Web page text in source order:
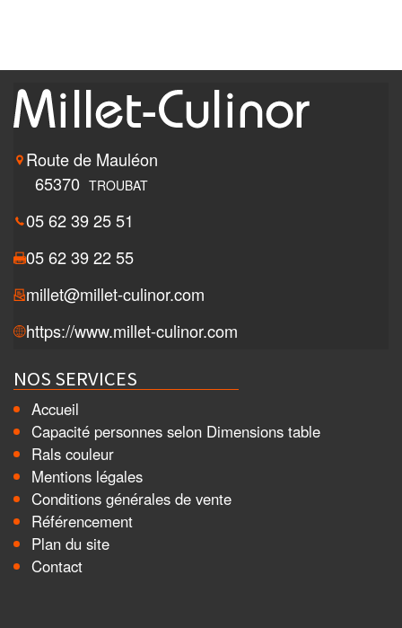
Route de Mauléon
65370 TROUBAT
05 62 39 25 51
05 62 39 22 55
millet@millet-culinor.com
https://www.millet-culinor.com
NOS SERVICES
Accueil
Capacité personnes selon Dimensions table
Rals couleur
Mentions légales
Conditions générales de vente
Référencement
Plan du site
Contact